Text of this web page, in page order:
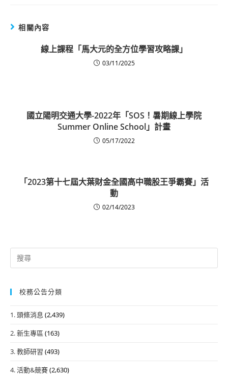
相關內容
線上課程「馬大元的全方位學習攻略課」
03/11/2025
國立陽明交通大學-2022年「SOS！暑期線上學院
Summer Online School」計畫
05/17/2022
「2023第十七屆大葉財金全國高中職股王爭霸賽」活
動
02/14/2023
Search
for:
校務公告分類
1. 頭條消息 (2,439)
2. 新生專區 (163)
3. 教師研習 (493)
4. 活動&競賽(2,630)